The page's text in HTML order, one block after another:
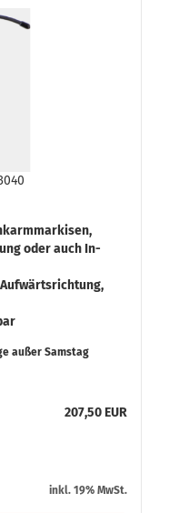
,
oder auch In­
außer Samstag
207,50 EUR
inkl. 19% MwSt.